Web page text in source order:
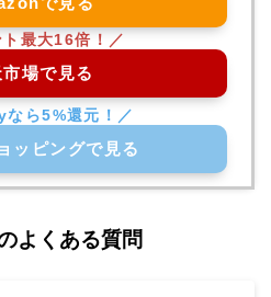
場で見る
ッピングで見る
よくある質問